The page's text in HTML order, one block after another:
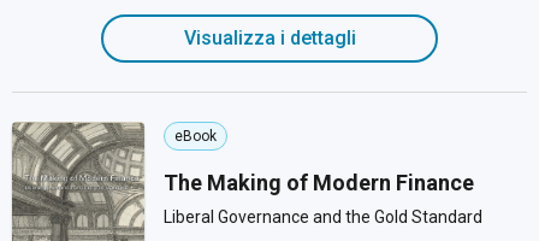
Visualizza i dettagli
eBook
The Making of Modern Finance
Liberal Governance and the Gold Standard